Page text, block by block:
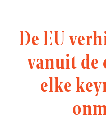
De EU
vanuit de
elke